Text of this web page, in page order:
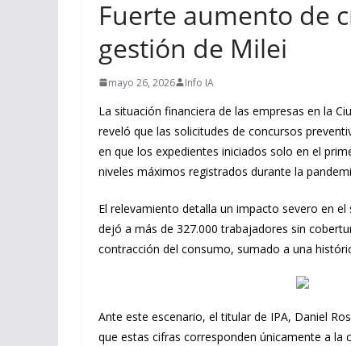
Fuerte aumento de
gestión de Milei
mayo 26, 2026 Info IA
La situación financiera de las empresas en la
reveló que las solicitudes de concursos
en que los expedientes iniciados solo en el
niveles máximos registrados durante la
El relevamiento detalla un impacto severo en
dejó a más de 327.000 trabajadores sin
contracción del consumo, sumado a una
Ante este escenario, el titular de IPA, Daniel
que estas cifras corresponden únicamente a